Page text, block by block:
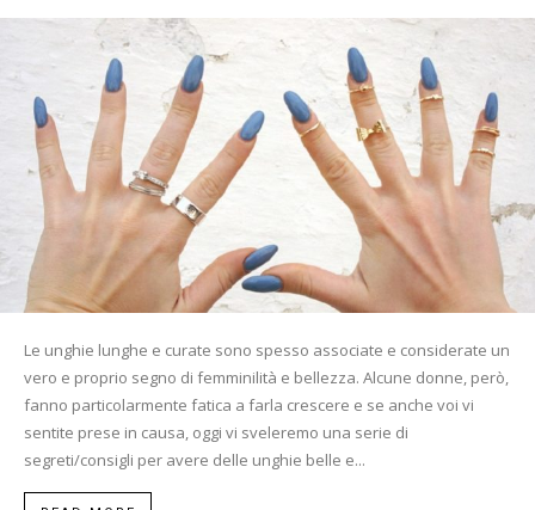
Le unghie lunghe e curate sono spesso associate e considerate un
vero e proprio segno di femminilità e bellezza. Alcune donne, però,
fanno particolarmente fatica a farla crescere e se anche voi vi
sentite prese in causa, oggi vi sveleremo una serie di
segreti/consigli per avere delle unghie belle e...